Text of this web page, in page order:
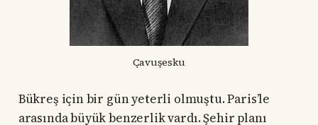
Çavuşesku
Bükreş için bir gün yeterli olmuştu. Paris’le
arasında büyük benzerlik vardı. Şehir planı